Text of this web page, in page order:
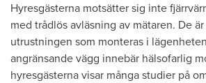
Hyresgästerna motsätter sig inte
med trådlös avläsning av mätaren. De
utrustningen som monteras i
angränsande vägg innebär hälsofarlig
hyresgästerna visar många studier på